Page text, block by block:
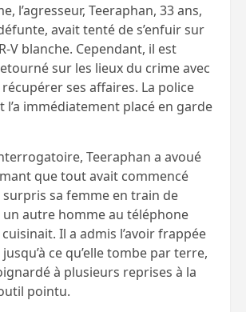
l’agresseur, Teeraphan, 33 ans,
avait tenté de s’enfuir sur
V blanche. Cependant, il est
sur les lieux du crime avec
ses affaires. La police
l’a immédiatement placé en garde
Teeraphan a avoué
que tout avait commencé
surpris sa femme en train de
un autre homme au téléphone
Il a admis l’avoir frappée
ce qu’elle tombe par terre,
à plusieurs reprises à la
pointu.